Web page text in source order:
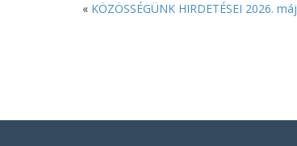
« KÖZÖSSÉGÜNK HIRDETÉSEI 2026.